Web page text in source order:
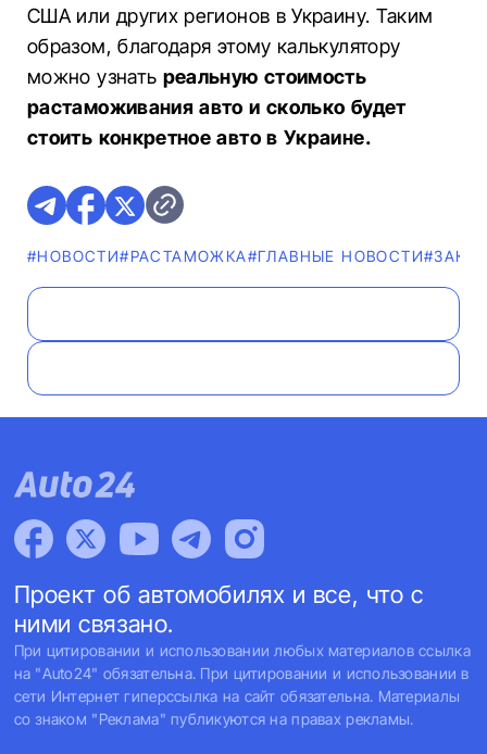
США или других регионов в Украину. Таким
образом, благодаря этому калькулятору
можно узнать реальную стоимость
растаможивания авто и сколько будет
стоить конкретное авто в Украине.
#НОВОСТИ#РАСТАМОЖКА#ГЛАВНЫЕ НОВОСТИ
Проект об автомобилях и все, что с
ними связано.
При цитировании и использовании любых материалов ссылка
на "Auto24" обязательна. При цитировании и использовании в
сети Интернет гиперссылка на сайт обязательна. Материалы
со знаком "Реклама" публикуются на правах рекламы.